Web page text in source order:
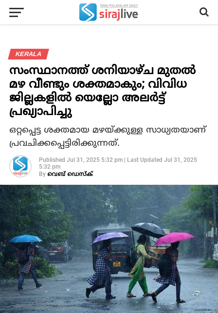
KERALA
സംസ്ഥാനത്ത് ശനിയാഴ്ച മുതല്‍
മഴ വീണ്ടും ശക്തമാകും; വിവിധ
ജില്ലകളില്‍ യെല്ലോ അലര്‍ട്ട്
പ്രഖ്യാപിച്ചു
ഒറ്റപ്പെട്ട ശക്തമായ മഴയ്ക്കുള്ള സാധ്യതയാണ്
പ്രവചിക്കപ്പെട്ടിരിക്കുന്നത്.
Published Jul 31, 2025 5:32 pm| Last Updated Jul 31, 2025
5:32 pm
By വെബ് ഡെസ്‌ക്